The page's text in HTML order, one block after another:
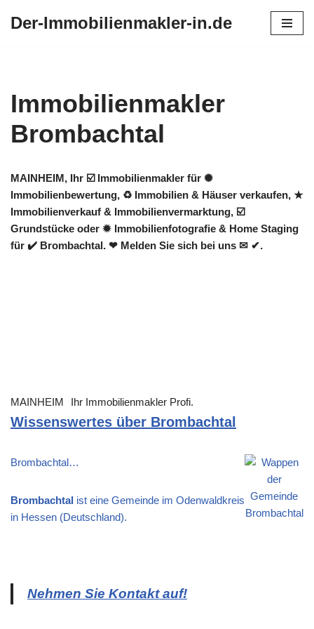
Der-Immobilienmakler-in.de
Immobilienmakler
Brombachtal
MAINHEIM, Ihr ☑️ Immobilienmakler für ✺
Immobilienbewertung, ♻ Immobilien & Häuser verkaufen, ★
Immobilienverkauf & Immobilienvermarktung, ☑️
Grundstücke oder ✹ Immobilienfotografie & Home Staging
für ✔️ Brombachtal. ❤ Melden Sie sich bei uns ✉ ✔.
MAINHEIM Ihr Immobilienmakler Profi.
Wissenswertes über Brombachtal
Brombachtal…
Brombachtal ist eine Gemeinde im Odenwaldkreis
in Hessen (Deutschland).
Nehmen Sie Kontakt auf!